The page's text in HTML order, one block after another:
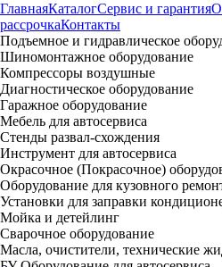
ГлавнаяКаталогСервис и гарантия
рассрочкаКонтакты
Подъемное и гидравлическое
Шиномонтажное оборудование
Компрессоры воздушные
Диагностическое оборудование
Гаражное оборудование
Мебель для автосервиса
Стенды развал-схождения
Инструмент для автосервиса
Окрасочное (Покрасочное)
Оборудование для кузовного
Установки для заправки
Мойка и детейлинг
Сварочное оборудование
Масла, очистители, технические